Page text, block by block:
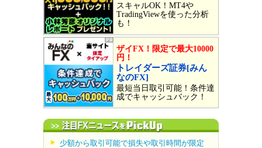
スキャルOK！MT4や
TradingViewを使った分析
も！
ザイFX！限定で最大10000
円！
トレイダーズ証券[みん
なのFX]
最短当日取引可能！条件達
成でキャッシュバック！
少額から取引可能で損失や取引時間が限定